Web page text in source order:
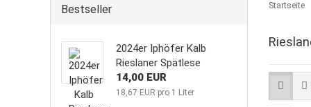
Startseite
Bestseller
2024er Iphöfer Kalb
Rieslaner Spätlese
14,00 EUR
18,67 EUR pro 1 Liter